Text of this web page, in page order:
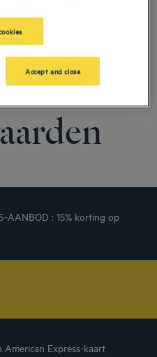
AANBOD : 15% korting op
Express-kaart
Accept and close